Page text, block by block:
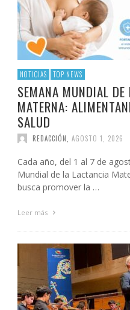
NOTICIAS TOP NEWS
SEMANA MUNDIAL
MATERNA:
SALUD
REDACCIÓN AGOSTO 1, 2026
Cada año, del 1 al 7 de
Mundial de la Lactancia
busca promover la …
Leer más